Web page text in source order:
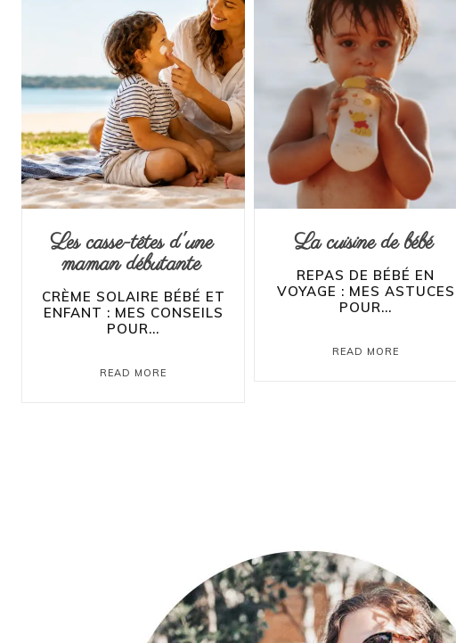
Les casse-têtes d'une
maman débutante
CRÈME SOLAIRE BÉBÉ ET
ENFANT : MES CONSEILS
POUR...
READ MORE
La cuisine de bébé
REPAS DE BÉBÉ EN
VOYAGE : MES ASTUCES
POUR...
READ MORE